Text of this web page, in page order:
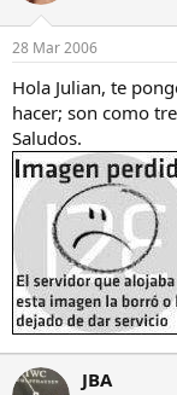
28 Mar 2006
Hola Julian, te
hacer; son como
Saludos.
JBA